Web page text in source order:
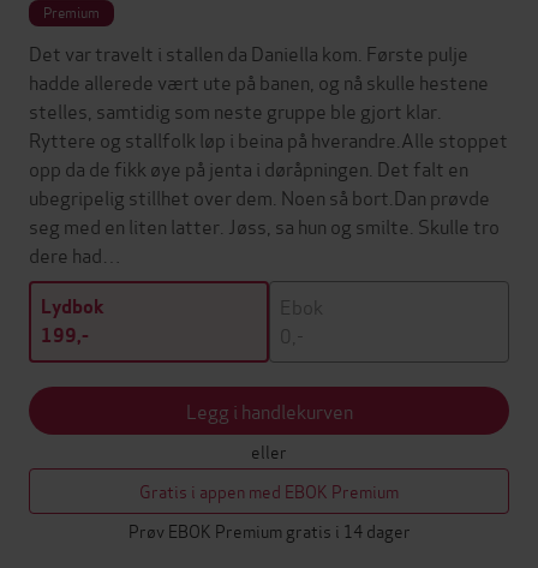
Premium
Det var travelt i stallen da Daniella kom. Første pulje
hadde allerede vært ute på banen, og nå skulle hestene
stelles, samtidig som neste gruppe ble gjort klar.
Ryttere og stallfolk løp i beina på hverandre.Alle stoppet
opp da de fikk øye på jenta i døråpningen. Det falt en
ubegripelig stillhet over dem. Noen så bort.Dan prøvde
seg med en liten latter. Jøss, sa hun og smilte. Skulle tro
dere had…
Lydbok
199,-
Ebok
0,-
Legg i handlekurven
eller
Gratis i appen med EBOK Premium
Prøv EBOK Premium gratis i 14 dager